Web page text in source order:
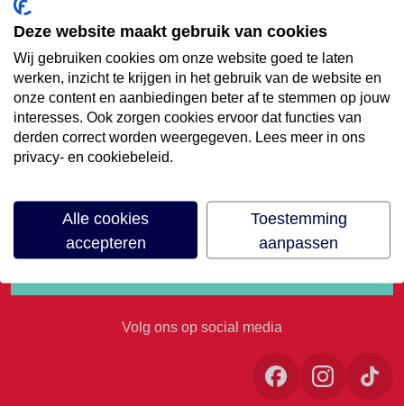
€35,- korting op je
volgende vakantie
Meld je aan voor onze nieuwsbrief
Volg ons op social media
Deze website maakt gebruik van cookies
Wij gebruiken cookies om onze website goed te laten
werken, inzicht te krijgen in het gebruik van de website en
onze content en aanbiedingen beter af te stemmen op jouw
interesses. Ook zorgen cookies ervoor dat functies van
derden correct worden weergegeven. Lees meer in ons
privacy- en cookiebeleid.
Alle cookies
accepteren
Toestemming
aanpassen